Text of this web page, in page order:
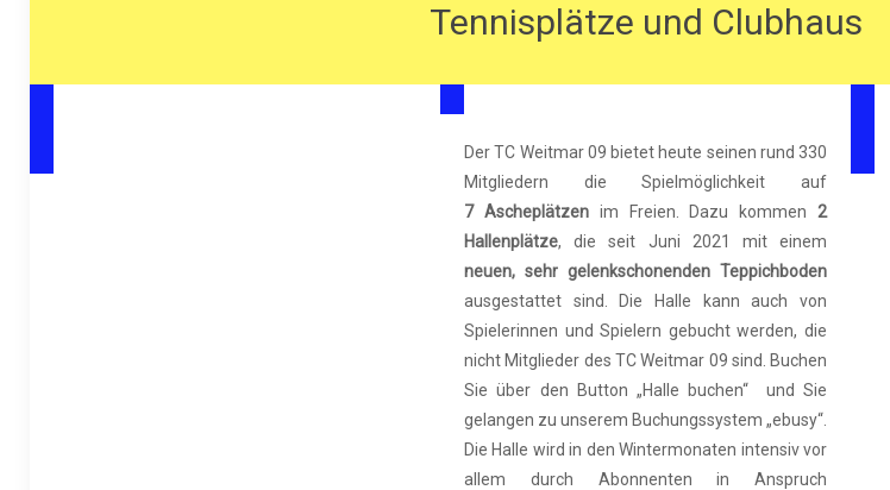
Tennisplätze und Clubhaus
Der TC Weitmar 09 bietet heute seinen rund 330
Mitgliedern die Spielmöglichkeit auf
7 Ascheplätzenim Freien. Dazu kommen 2
Hallenplätze, die seit Juni 2021 mit einem
neuen, sehr gelenkschonenden Teppichboden
ausgestattet sind. Die Halle kann auch von
Spielerinnen und Spielern gebucht werden, die
nicht Mitglieder des TC Weitmar 09 sind. Buchen
Sie über den Button „Halle buchen“ und Sie
gelangen zu unserem Buchungssystem „ebusy“.
Die Halle wird in den Wintermonaten intensiv vor
allem durch Abonnenten in Anspruch